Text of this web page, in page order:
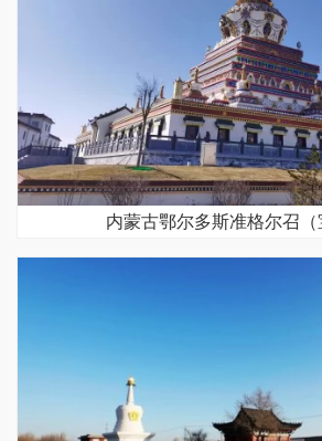
内蒙古鄂尔多斯准格尔召（